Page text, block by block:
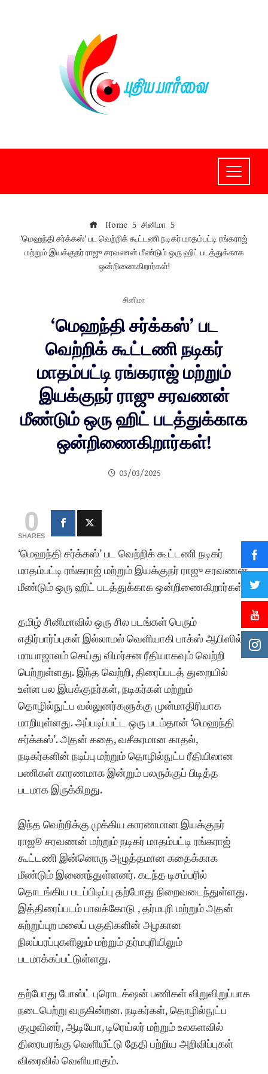
Home
சினிமா
‘மெஹந்தி சர்க்கஸ்’ பட வெற்றிக் கூட்டணி நடிகர் மாதம்பட்டி ரங்கராஜ்
மற்றும் இயக்குநர் ராஜு சரவணன் மீண்டும் ஒரு ஹிட் படத்துக்காக
ஒன்றிணைகிறார்கள்!
சினிமா
‘மெஹந்தி சர்க்கஸ்’ பட
வெற்றிக் கூட்டணி நடிகர்
மாதம்பட்டி ரங்கராஜ் மற்றும்
இயக்குநர் ராஜு சரவணன்
மீண்டும் ஒரு ஹிட் படத்துக்காக
ஒன்றிணைகிறார்கள்!
03/03/2025
0
SHARES
‘மெஹந்தி சர்க்கஸ்’ பட வெற்றிக் கூட்டணி நடிகர்
மாதம்பட்டி ரங்கராஜ் மற்றும் இயக்குநர் ராஜு சரவணன்
மீண்டும் ஒரு ஹிட் படத்துக்காக ஒன்றிணைகிறார்கள்!
தமிழ் சினிமாவில் ஒரு சில படங்கள் பெரும்
எதிர்பார்ப்புகள் இல்லாமல் வெளியாகி பாக்ஸ் ஆபிஸில்
மாயாஜாலம் செய்து விமர்சன ரீதியாகவும் வெற்றி
பெற்றுள்ளது. இந்த வெற்றி, திரைப்படத் துறையில்
உள்ள பல இயக்குநர்கள், நடிகர்கள் மற்றும்
தொழில்நுட்ப வல்லுனர்களுக்கு முன்மாதிரியாக
மாறியுள்ளது. அப்படிப்பட்ட ஒரு படம்தான் ‘மெஹந்தி
சர்க்கஸ்’. அதன் கதை, வசீகரமான காதல்,
நடிகர்களின் நடிப்பு மற்றும் தொழில்நுட்ப ரீதியிலான
பணிகள் காரணமாக இன்றும் பலருக்குப் பிடித்த
படமாக இருக்கிறது.
இந்த வெற்றிக்கு முக்கிய காரணமான இயக்குநர்
ராஜூ சரவணன் மற்றும் நடிகர் மாதம்பட்டி ரங்கராஜ்
கூட்டணி இன்னொரு அழுத்தமான கதைக்காக
மீண்டும் இணைந்துள்ளனர். கடந்த டிசம்பரில்
தொடங்கிய படப்பிடிப்பு தற்போது நிறைவடைந்துள்ளது.
இத்திரைப்படம் பாலக்கோடு , தர்மபுரி மற்றும் அதன்
சுற்றுப்புற மலைப் பகுதிகளின் அழகான
நிலப்பரப்புகளிலும் மற்றும் தர்மபுரியிலும்
படமாக்கப்பட்டுள்ளது.
தற்போது போஸ்ட் புரொடக்‌ஷன் பணிகள் விறுவிறுப்பாக
நடைபெற்று வருகின்றன. நடிகர்கள், தொழில்நுட்ப
குழுவினர், ஆடியோ, டிரெய்லர் மற்றும் உலகளவில்
திரையரங்கு வெளியீட்டு தேதி பற்றிய அறிவிப்புகள்
விரைவில் வெளியாகும்.